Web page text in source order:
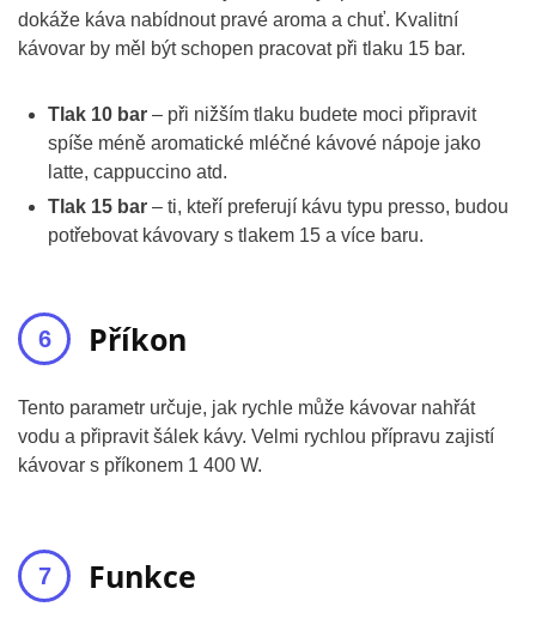
dokáže káva nabídnout pravé aroma a chuť. Kvalitní
kávovar by měl být schopen pracovat při tlaku 15 bar.
Tlak 10 bar – při nižším tlaku budete moci připravit
spíše méně aromatické mléčné kávové nápoje jako
latte, cappuccino atd.
Tlak 15 bar – ti, kteří preferují kávu typu presso, budou
potřebovat kávovary s tlakem 15 a více baru.
Příkon
Tento parametr určuje, jak rychle může kávovar nahřát
vodu a připravit šálek kávy. Velmi rychlou přípravu zajistí
kávovar s příkonem 1 400 W.
Funkce